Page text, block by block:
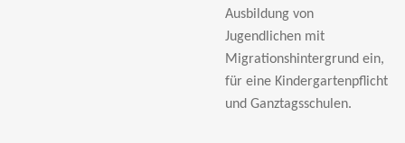
Ausbildung von
Jugendlichen mit
Migrationshintergrund ein,
für eine Kindergartenpflicht
und Ganztagsschulen.